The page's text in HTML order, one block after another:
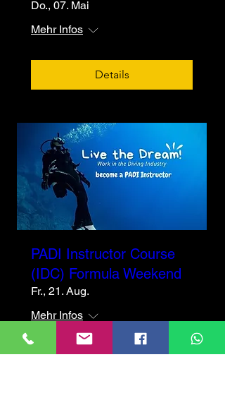
Do., 07. Mai
Mehr Infos
Details
PADI Instructor Course
(IDC) Formula Weekend
Fr., 21. Aug.
Mehr Infos